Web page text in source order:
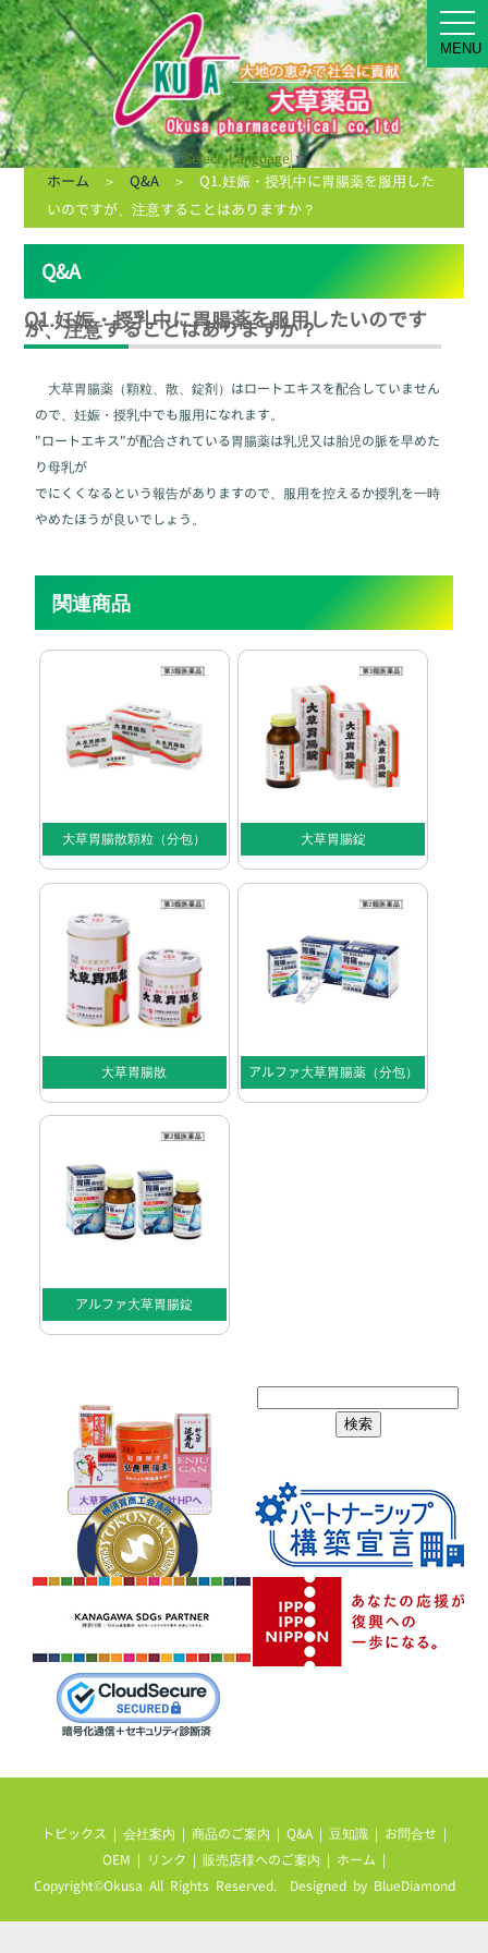
MENU
Select Language▼
ホーム ＞ Q&A＞ Q1.妊娠・授乳中に胃腸薬を服用した
いのですが、注意することはありますか？
Q&A
Q1.妊娠・授乳中に胃腸薬を服用したいのです
が、注意することはありますか？
大草胃腸薬（顆粒、散、錠剤）はロートエキスを配合していません
ので、妊娠・授乳中でも服用になれます。
"ロートエキス"が配合されている胃腸薬は乳児又は胎児の脈を早めた
り母乳が
でにくくなるという報告がありますので、服用を控えるか授乳を一時
やめたほうが良いでしょう。
関連商品
大草胃腸散顆粒（分包） 大草胃腸錠
大草胃腸散 アルファ大草胃腸薬（分包）
アルファ大草胃腸錠
トピックス | 会社案内 | 商品のご案内 | Q&A | 豆知識 | お問合せ |
OEM | リンク | 販売店様へのご案内 | ホーム |
Copyright©Okusa All Rights Reserved. Designed by BlueDiamond